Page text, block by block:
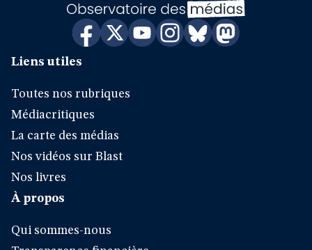
Liens utiles
Toutes nos rubriques
Médiacritiques
La carte des médias
Nos vidéos sur Blast
Nos livres
À propos
Qui sommes-nous